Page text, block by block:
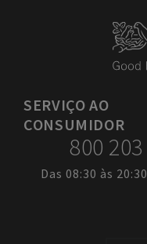
SERVIÇOAO
CONSUMIDOR
800
Das 08:30 às